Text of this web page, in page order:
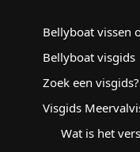
Bellyboat vissen
Bellyboat visgids
Zoek een visgids?
Visgids
Wat is het